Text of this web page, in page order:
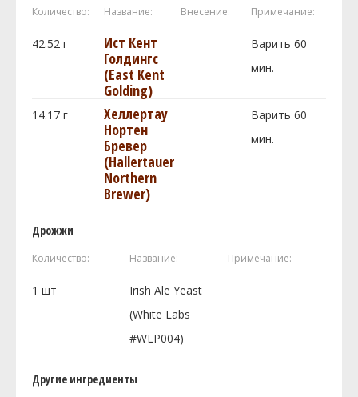
Количество: Название: Внесение: Примечание:
42.52 г
Ист Кент
Голдингc
(East Kent
Golding)
Варить 60
мин.
14.17 г
Хеллертау
Нортен
Бревер
(Hallertauer
Northern
Brewer)
Варить 60
мин.
Дрожжи
Количество: Название: Примечание:
1 шт
Irish Ale Yeast
(White Labs
#WLP004)
Другие ингредиенты